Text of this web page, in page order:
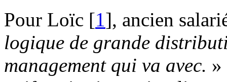
Pour Loïc [1], ancien
logique de grande
management qui va avec. »